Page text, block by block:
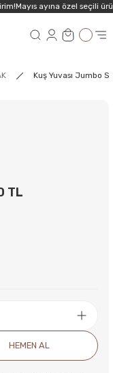
Mayıs ayına özel seçili
Kuş Yuvası Jumbo
TL
HEMEN AL